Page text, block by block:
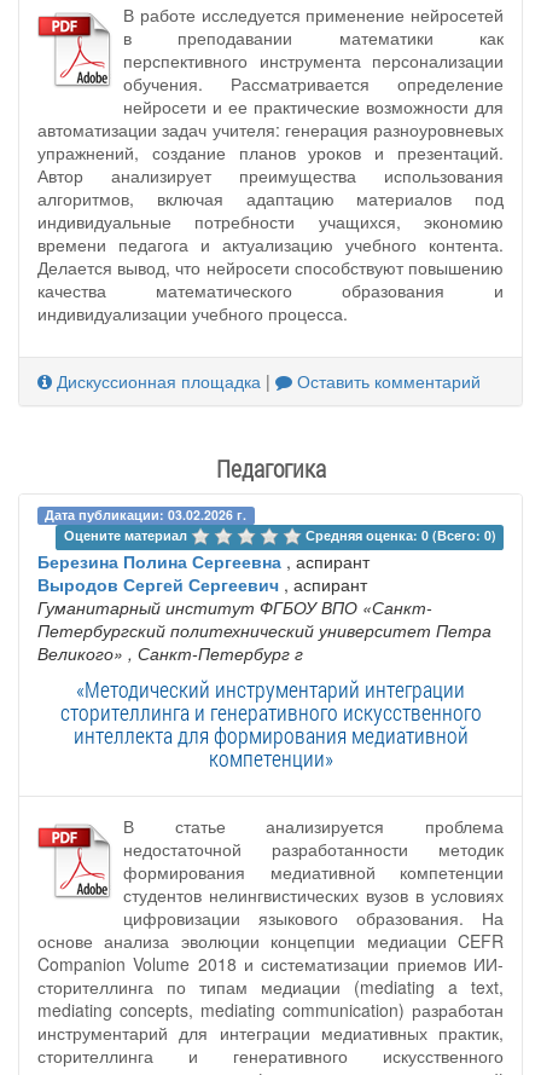
В работе исследуется применение нейросетей
в преподавании математики как
перспективного инструмента персонализации
обучения. Рассматривается определение
нейросети и ее практические возможности для
автоматизации задач учителя: генерация разноуровневых
упражнений, создание планов уроков и презентаций.
Автор анализирует преимущества использования
алгоритмов, включая адаптацию материалов под
индивидуальные потребности учащихся, экономию
времени педагога и актуализацию учебного контента.
Делается вывод, что нейросети способствуют повышению
качества математического образования и
индивидуализации учебного процесса.
Дискуссионная площадка | Оставить комментарий
Педагогика
Дата публикации: 03.02.2026 г.
Оцените материал
Средняя оценка: 0 (Всего: 0)
Березина Полина Сергеевна , аспирант
Выродов Сергей Сергеевич , аспирант
Гуманитарный институт ФГБОУ ВПО «Санкт-
Петербургский политехнический университет Петра
Великого» , Санкт-Петербург г
«Методический инструментарий интеграции
сторителлинга и генеративного искусственного
интеллекта для формирования медиативной
компетенции»
В статье анализируется проблема
недостаточной разработанности методик
формирования медиативной компетенции
студентов нелингвистических вузов в условиях
цифровизации языкового образования. На
основе анализа эволюции концепции медиации CEFR
Companion Volume 2018 и систематизации приемов ИИ-
сторителлинга по типам медиации (mediating a text,
mediating concepts, mediating communication) разработан
инструментарий для интеграции медиативных практик,
сторителлинга и генеративного искусственного